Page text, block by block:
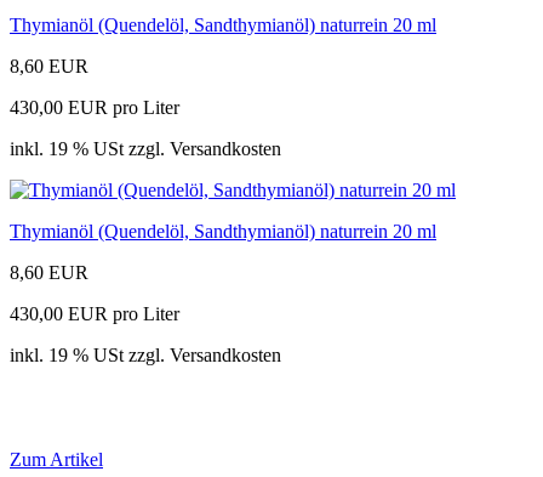
Thymianöl (Quendelöl, Sandthymianöl) naturrein 20 ml
8,60 EUR
430,00 EUR pro Liter
inkl. 19 % USt zzgl. Versandkosten
Thymianöl (Quendelöl, Sandthymianöl) naturrein 20 ml
8,60 EUR
430,00 EUR pro Liter
inkl. 19 % USt zzgl. Versandkosten
Zum Artikel